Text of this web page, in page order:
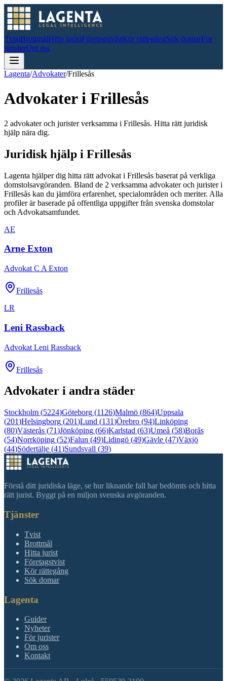
TvistBrottmålHitta juristFöretagstvistKör rättegångSök domarFör
juristerOm oss
Lagenta/Advokater/Frillesås
Advokater i Frillesås
2 advokater och jurister verksamma i Frillesås. Hitta rätt juridisk
hjälp nära dig.
Juridisk hjälp i Frillesås
Lagenta hjälper dig hitta rätt advokat i Frillesås baserat på verkliga
domstolsavgöranden. Bland de 2 verksamma advokater och jurister i
Frillesås kan du jämföra erfarenhet, specialområden och meriter. Alla
profiler är baserade på offentliga uppgifter från svenska domstolar
och Advokatsamfundet.
AE
Arne Exton
Advokat C A Exton
Frillesås
LR
Leni Rassback
Advokat Leni Rassback
Frillesås
Advokater i andra städer
Stockholm (5224)Göteborg (1126)Malmö (864)Uppsala
(201)Helsingborg (201)Lund (131)Örebro (94)Linköping
(80)Västerås (71)Jönköping (66)Karlstad (63)Umeå (58)Borås
(54)Norrköping (52)Falun (49)Lidingö (49)Gävle (47)Växjö
(44)Södertälje (41)Sundsvall (39)
Förstå ditt juridiska läge, se hur liknande fall har bedömts och hitta
rätt jurist. Byggt på en miljon svenska avgöranden.
Tjänster
Tvist
Brottmål
Hitta jurist
Företagstvist
Kör rättegång
Sök domar
Lagenta
Guider
Nyheter
För jurister
Om oss
Kontakt